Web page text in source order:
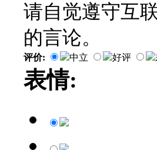
请自觉遵守互
的言论。
评价: 中立 好评
表情: